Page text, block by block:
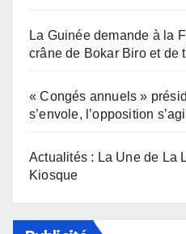
La Guinée demande à la
crâne de Bokar Biro et de
« Congés annuels »
s’envole, l’opposition
Actualités : La Une de La
Kiosque